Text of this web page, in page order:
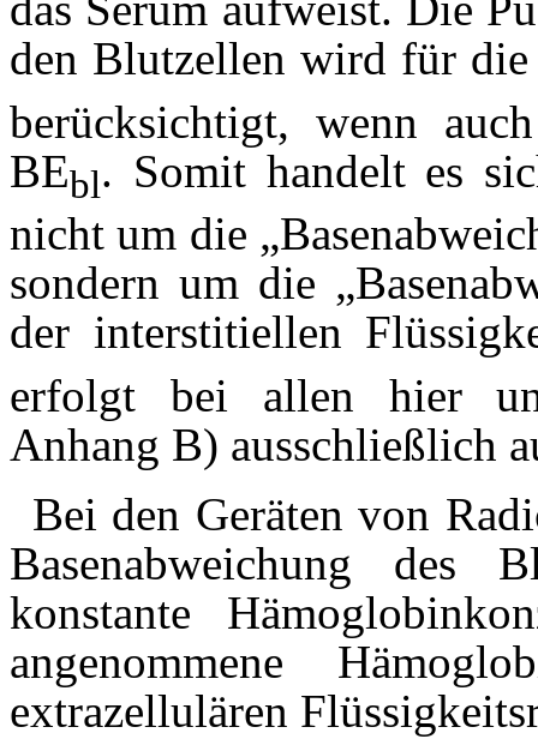
den Blutzellen wird für
berücksichtigt, wenn
BEbl. Somit handelt es
nicht um die
sondern um die
der interstitiellen
erfolgt bei allen hier
Anhang B) ausschließlich
Bei den Geräten von
Basenabweichung des
konstante
angenommene
extrazellulären